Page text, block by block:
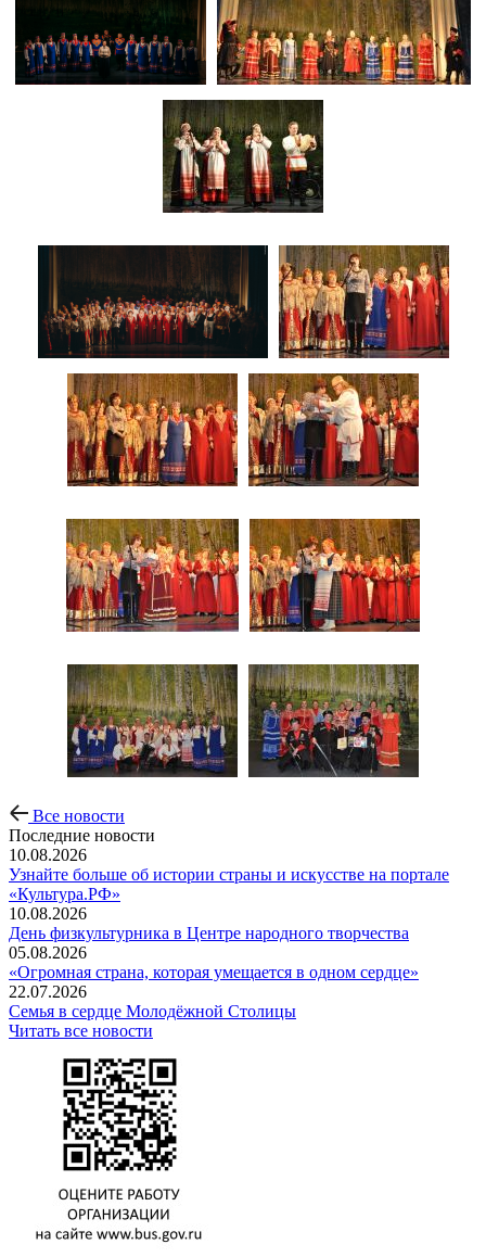
Все новости
Последние новости
10.08.2026
Узнайте больше об истории страны и искусстве на портале
«Культура.РФ»
10.08.2026
День физкультурника в Центре народного творчества
05.08.2026
«Огромная страна, которая умещается в одном сердце»
22.07.2026
Семья в сердце Молодёжной Столицы
Читать все новости